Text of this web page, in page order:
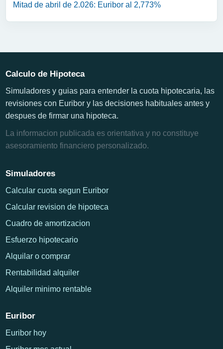
Mitad de abril de 2.026: Euribor al 2,773%
Calculo de Hipoteca
Simuladores y guias para entender la cuota hipotecaria, las
revisiones con Euribor y las decisiones habituales antes y
despues de firmar una hipoteca.
La informacion publicada es orientativa y no constituye
asesoramiento financiero personalizado.
Simuladores
Calcular cuota segun Euribor
Calcular revision de hipoteca
Cuadro de amortizacion
Esfuerzo hipotecario
Alquilar o comprar
Rentabilidad alquiler
Alquiler minimo rentable
Euribor
Euribor hoy